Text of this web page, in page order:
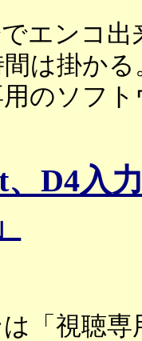
エンコ出
は掛かる
のソフト
、D4入
「視聴専